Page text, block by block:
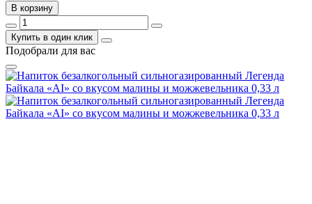
В корзину
Купить в один клик
Подобрали для вас